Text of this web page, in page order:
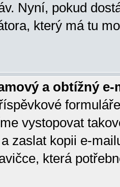
Nyní, pokud
který má tu
a obtížný
vystopovat
zaslat kopii e-
která